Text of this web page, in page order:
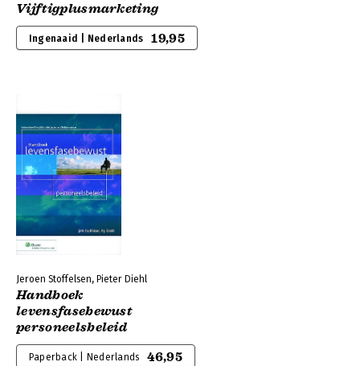
Vijftigplusmarketing
Ingenaaid | Nederlands 19,95
Jeroen Stoffelsen, Pieter Diehl
Handboek
levensfasebewust
personeelsbeleid
Paperback | Nederlands 46,95